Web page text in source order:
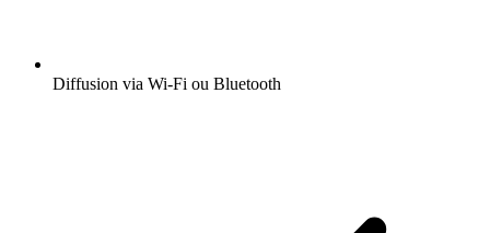
Diffusion via Wi-Fi ou Bluetooth